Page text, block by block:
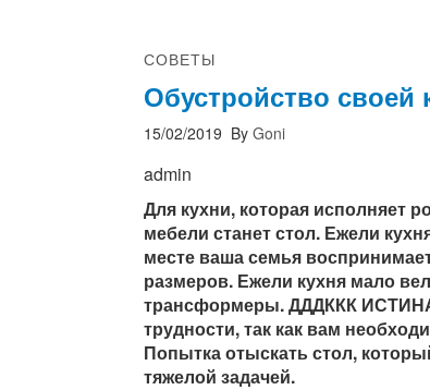
СОВЕТЫ
Обустройство своей
15/02/2019 By Goni
admin
Для кухни, которая
мебели станет стол. Ежели
месте ваша семья
размеров. Ежели кухня мало
трансформеры. ДДДККК
трудности, так как вам
Попытка отыскать стол,
тяжелой задачей.